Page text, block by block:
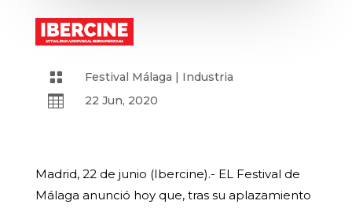
 Festival Málaga | Industria
 22 Jun, 2020
Madrid, 22 de junio (Ibercine).- EL Festival de
Málaga anunció hoy que, tras su aplazamiento